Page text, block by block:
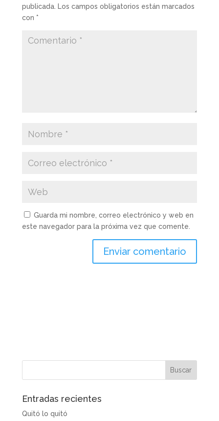
publicada. Los campos obligatorios están marcados
con *
Guarda mi nombre, correo electrónico y web en
este navegador para la próxima vez que comente.
Enviar comentario
Entradas recientes
Quitó lo quitó